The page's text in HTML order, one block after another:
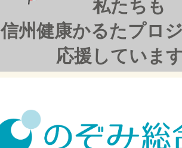
私たちも
信州健康かるたプロ
応援していま